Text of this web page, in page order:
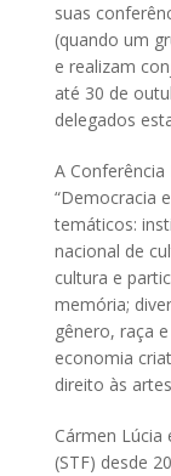
suas
(quando um
e realizam
até 30 de
delegados
A
“Democracia
temáticos:
nacional de
cultura e
memória;
gênero, raça
economia
direito às
Cármen Lúcia
(STF) desde